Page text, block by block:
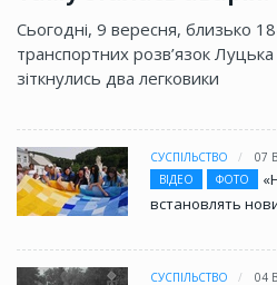
Сьогодні, 9 вересня, близько
транспортних розв’язок
зіткнулись два легковики
СУСПІЛЬСТВО
07
ВІДЕО
ФОТО
встановлять
СУСПІЛЬСТВО 04